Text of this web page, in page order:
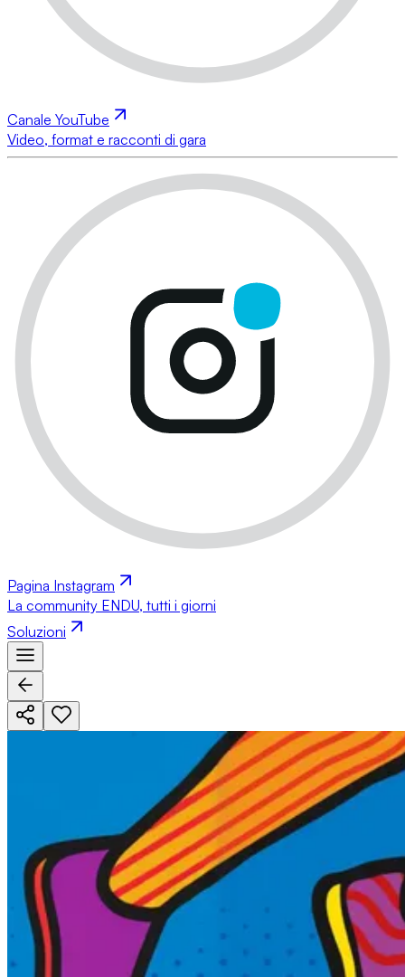
Canale YouTube
Video, format e racconti di gara
Pagina Instagram
La community ENDU, tutti i giorni
Soluzioni